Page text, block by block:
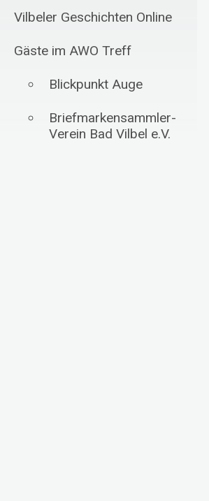
Vilbeler Geschichten Online
Gäste im AWO Treff
Blickpunkt Auge
Briefmarkensammler-
Verein Bad Vilbel e.V.